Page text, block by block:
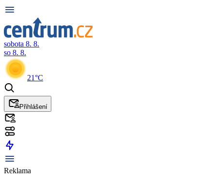
sobota 8. 8.
so 8. 8.
21°C
Přihlášení
Reklama